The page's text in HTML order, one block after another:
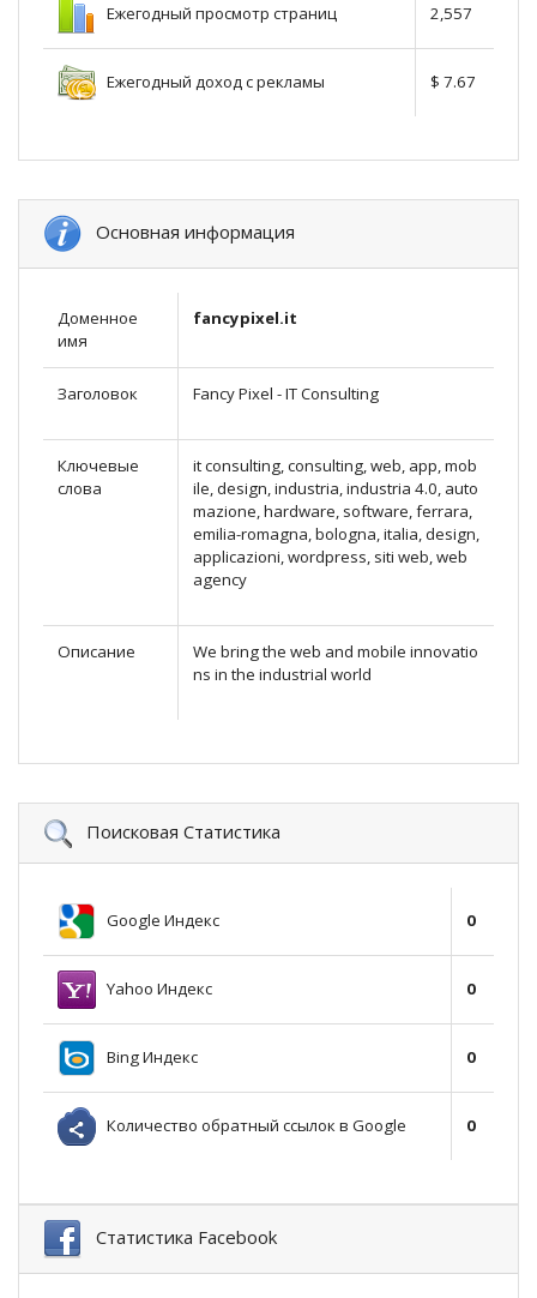
Ежегодный просмотр страниц 2,557
Ежегодный доход с рекламы $ 7.67
Основная информация
Доменное
имя
fancypixel.it
Заголовок Fancy Pixel - IT Consulting
Ключевые
слова
it consulting, consulting, web, app, mob
ile, design, industria, industria 4.0, auto
mazione, hardware, software, ferrara,
emilia-romagna, bologna, italia, design,
applicazioni, wordpress, siti web, web
agency
Описание
We bring the web and mobile innovatio
ns in the industrial world
Поисковая Статистика
Google Индекс 0
Yahoo Индекс 0
Bing Индекс 0
Количество обратный ссылок в Google 0
Статистика Facebook